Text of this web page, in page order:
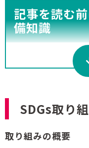
記事を読む
備知識
・サンゴが減る
・ベチバーと赤
SDGs取り
取り組みの概要